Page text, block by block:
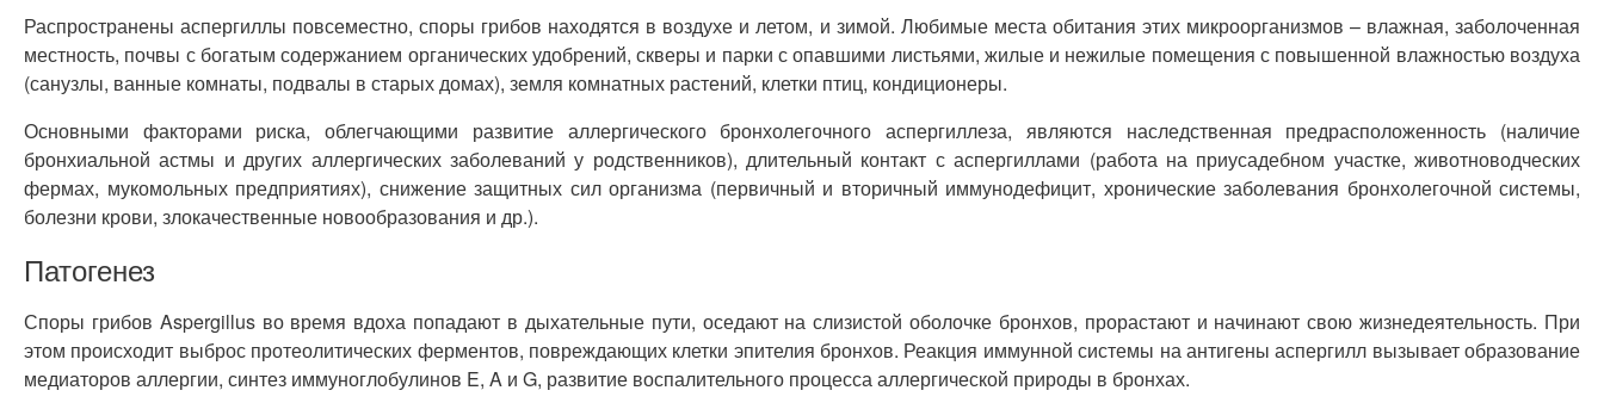
Распространены аспергиллы повсеместно, споры грибов находятся в воздухе и летом, и зимой. Любимые места обитания этих микроорганизмов – влажная, заболоченная
местность, почвы с богатым содержанием органических удобрений, скверы и парки с опавшими листьями, жилые и нежилые помещения с повышенной влажностью воздуха
(санузлы, ванные комнаты, подвалы в старых домах), земля комнатных растений, клетки птиц, кондиционеры.
Основными факторами риска, облегчающими развитие аллергического бронхолегочного аспергиллеза, являются наследственная предрасположенность (наличие
бронхиальной астмы и других аллергических заболеваний у родственников), длительный контакт с аспергиллами (работа на приусадебном участке, животноводческих
фермах, мукомольных предприятиях), снижение защитных сил организма (первичный и вторичный иммунодефицит, хронические заболевания бронхолегочной системы,
болезни крови, злокачественные новообразования и др.).
Патогенез
Споры грибов Aspergillus во время вдоха попадают в дыхательные пути, оседают на слизистой оболочке бронхов, прорастают и начинают свою жизнедеятельность. При
этом происходит выброс протеолитических ферментов, повреждающих клетки эпителия бронхов. Реакция иммунной системы на антигены аспергилл вызывает образование
медиаторов аллергии, синтез иммуноглобулинов E, A и G, развитие воспалительного процесса аллергической природы в бронхах.